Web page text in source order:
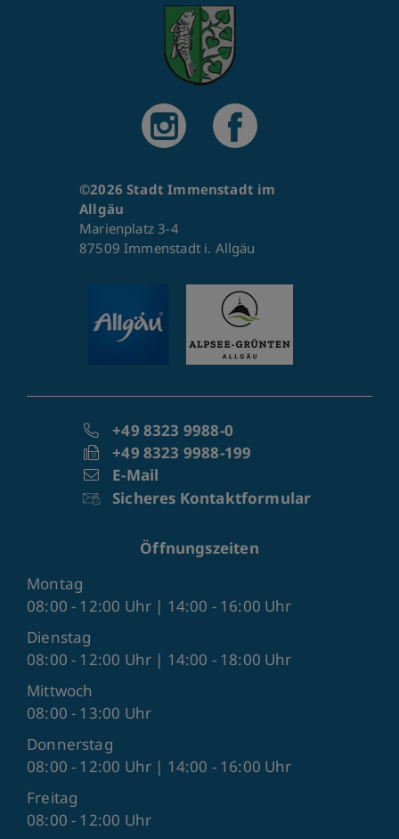
©2026 Stadt Immenstadt im
Allgäu
Marienplatz 3-4
87509 Immenstadt i. Allgäu
+49 8323 9988-0
+49 8323 9988-199
E-Mail
Sicheres Kontaktformular
Öffnungszeiten
Montag
08:00 - 12:00 Uhr | 14:00 - 16:00 Uhr
Dienstag
08:00 - 12:00 Uhr | 14:00 - 18:00 Uhr
Mittwoch
08:00 - 13:00 Uhr
Donnerstag
08:00 - 12:00 Uhr | 14:00 - 16:00 Uhr
Freitag
08:00 - 12:00 Uhr